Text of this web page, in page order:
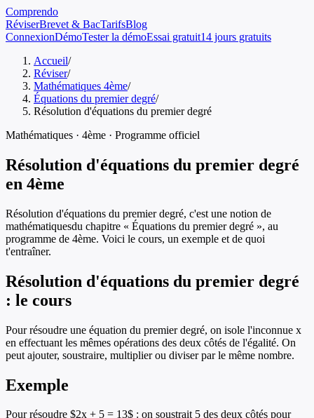
Comprendo
RéviserBrevet & BacTarifsBlog
ConnexionDémoTester la démoEssai gratuit14 jours gratuits
Accueil/
Réviser/
Mathématiques 4ème/
Équations du premier degré/
Résolution d'équations du premier degré
Mathématiques · 4ème · Programme officiel
Résolution d'équations du premier degré
en 4ème
Résolution d'équations du premier degré, c'est une notion de
mathématiquesdu chapitre « Équations du premier degré », au
programme de 4ème. Voici le cours, un exemple et de quoi
t'entraîner.
Résolution d'équations du premier degré
: le cours
Pour résoudre une équation du premier degré, on isole l'inconnue x
en effectuant les mêmes opérations des deux côtés de l'égalité. On
peut ajouter, soustraire, multiplier ou diviser par le même nombre.
Exemple
Pour résoudre $2x + 5 = 13$ : on soustrait 5 des deux côtés pour